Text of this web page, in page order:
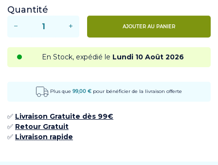
Quantité
− + AJOUTER AU PANIER
En Stock, expédié le Lundi 10 Août 2026
Plus que 99,00 € pour bénéficier de la livraison offerte
✅ Livraison Gratuite dès 99€
✅ ​ Retour Gratuit
✅​ Livraison rapide